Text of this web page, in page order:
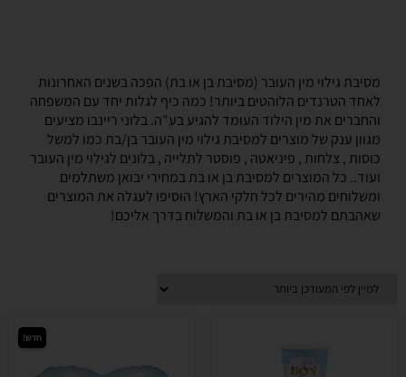
מסיבת גילוי מין העובר (מסיבת בן או בת) הפכה בשנים האחרונות
לאחד הטרנדים הלוהטים ביותר! כמה כיף לגלות יחד עם המשפחה
והחברים את מין הילוד העומד להגיע בע"ה. בלוני ריינבו מציעים
מגוון ענק של מוצרים למסיבת גילוי מין העובר בן/בת כמו למשל
כוסות , צלחות , פיניאטה , פוסטר לתלייה , בלונים לגילוי מין העובר
ועוד.. כל המוצרים למסיבת בן או בת במחירי יבואן משתלמים
ומשלוחים מהירים לכל חלקי הארץ! הוסיפו לעגלה את המוצרים
שאהבתם למסיבת בן או בת והמשלוח בדרך אליכם!
חדש!